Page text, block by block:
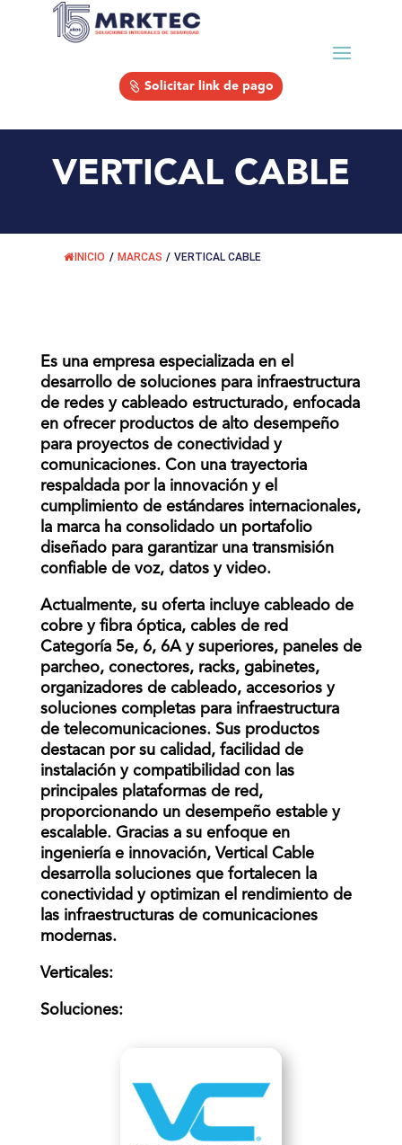
Solicitar link de pago
VERTICAL CABLE
INICIO / MARCAS / VERTICAL CABLE
Es una empresa especializada en el
desarrollo de soluciones para infraestructura
de redes y cableado estructurado, enfocada
en ofrecer productos de alto desempeño
para proyectos de conectividad y
comunicaciones. Con una trayectoria
respaldada por la innovación y el
cumplimiento de estándares internacionales,
la marca ha consolidado un portafolio
diseñado para garantizar una transmisión
confiable de voz, datos y video.
Actualmente, su oferta incluye cableado de
cobre y fibra óptica, cables de red
Categoría 5e, 6, 6A y superiores, paneles de
parcheo, conectores, racks, gabinetes,
organizadores de cableado, accesorios y
soluciones completas para infraestructura
de telecomunicaciones. Sus productos
destacan por su calidad, facilidad de
instalación y compatibilidad con las
principales plataformas de red,
proporcionando un desempeño estable y
escalable. Gracias a su enfoque en
ingeniería e innovación, Vertical Cable
desarrolla soluciones que fortalecen la
conectividad y optimizan el rendimiento de
las infraestructuras de comunicaciones
modernas.
Verticales:
Soluciones: